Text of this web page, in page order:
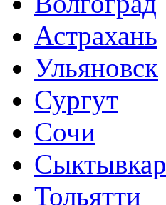
Астрахань
Ульяновск
Сургут
Сочи
Сыктывкар
Тольятти